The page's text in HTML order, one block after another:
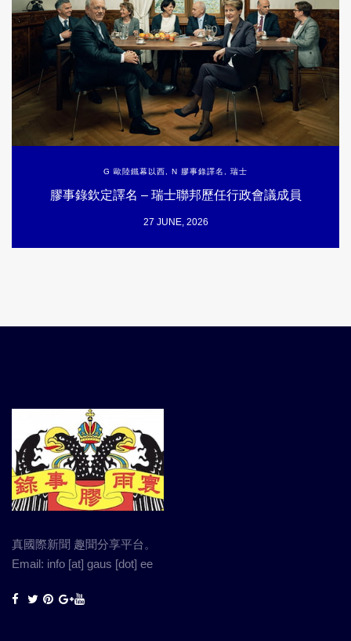
G 歐陸鐵幕以西, N 膠事錄譯名 , 瑞士
膠事錄欽定譯名 – 瑞士聯邦歷任行政會議成員
27 JUNE, 2026
真國際新聞 趣聞分享平台。
Email: info [at] gaus [dot] ee